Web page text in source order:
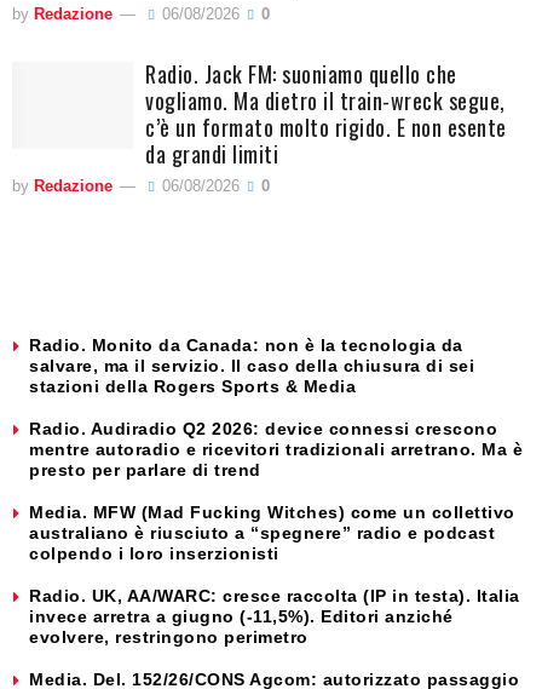
by Redazione 06/08/2026 0
Radio. Jack FM: suoniamo quello che
vogliamo. Ma dietro il train-wreck segue,
c’è un formato molto rigido. E non esente
da grandi limiti
by Redazione 06/08/2026 0
Radio. Monito da Canada: non è la tecnologia da
salvare, ma il servizio. Il caso della chiusura di sei
stazioni della Rogers Sports & Media
Radio. Audiradio Q2 2026: device connessi crescono
mentre autoradio e ricevitori tradizionali arretrano. Ma è
presto per parlare di trend
Media. MFW (Mad Fucking Witches) come un collettivo
australiano è riusciuto a “spegnere” radio e podcast
colpendo i loro inserzionisti
Radio. UK, AA/WARC: cresce raccolta (IP in testa). Italia
invece arretra a giugno (-11,5%). Editori anziché
evolvere, restringono perimetro
Media. Del. 152/26/CONS Agcom: autorizzato passaggio